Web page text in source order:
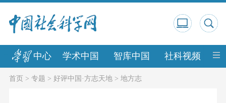
中心 学术中国 智库中国 社科视频 中
首页> 专题 > 好评中国·方志天地> 地方志